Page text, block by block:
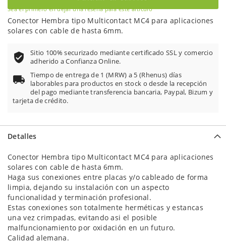
Sea el primero en dejar una reseña para este artículo
Conector Hembra tipo Multicontact MC4 para aplicaciones
solares con cable de hasta 6mm.
Sitio 100% securizado mediante certificado SSL y comercio
adherido a Confianza Online.
Tiempo de entrega de 1 (MRW) a 5 (Rhenus) días
laborables para productos en stock o desde la recepción
del pago mediante transferencia bancaria, Paypal, Bizum y
tarjeta de crédito.
Detalles
Conector Hembra tipo Multicontact MC4 para aplicaciones
solares con cable de hasta 6mm.
Haga sus conexiones entre placas y/o cableado de forma
limpia, dejando su instalación con un aspecto
funcionalidad y terminación profesional.
Estas conexiones son totalmente herméticas y estancas
una vez crimpadas, evitando asi el posible
malfuncionamiento por oxidación en un futuro.
Calidad alemana.